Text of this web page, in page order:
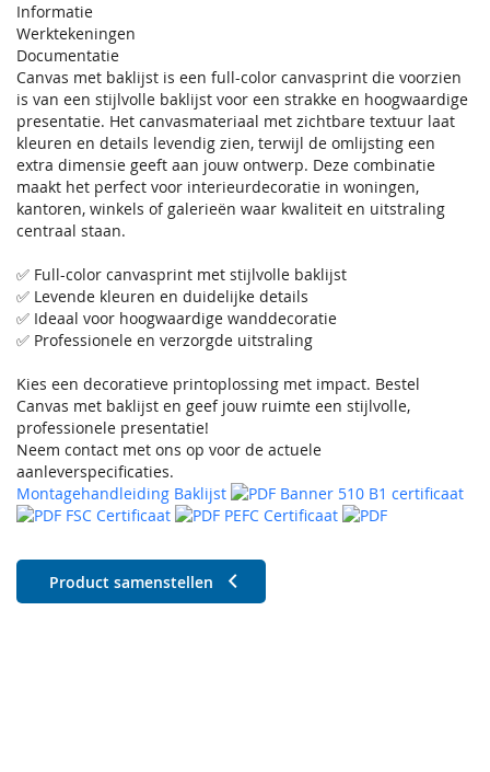
Informatie
Werktekeningen
Documentatie
Canvas met baklijst is een full-color canvasprint die voorzien
is van een stijlvolle baklijst voor een strakke en hoogwaardige
presentatie. Het canvasmateriaal met zichtbare textuur laat
kleuren en details levendig zien, terwijl de omlijsting een
extra dimensie geeft aan jouw ontwerp. Deze combinatie
maakt het perfect voor interieurdecoratie in woningen,
kantoren, winkels of galerieën waar kwaliteit en uitstraling
centraal staan.
✅ Full-color canvasprint met stijlvolle baklijst
✅ Levende kleuren en duidelijke details
✅ Ideaal voor hoogwaardige wanddecoratie
✅ Professionele en verzorgde uitstraling
Kies een decoratieve printoplossing met impact. Bestel
Canvas met baklijst en geef jouw ruimte een stijlvolle,
professionele presentatie!
Neem contact met ons op voor de actuele
aanleverspecificaties.
Montagehandleiding Baklijst
Banner 510 B1 certificaat
FSC Certificaat
PEFC Certificaat
Product samenstellen